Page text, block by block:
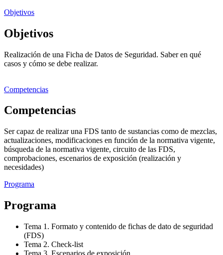
Objetivos
Objetivos
Realización de una Ficha de Datos de Seguridad. Saber en qué
casos y cómo se debe realizar.
Competencias
Competencias
Ser capaz de realizar una FDS tanto de sustancias como de mezclas,
actualizaciones, modificaciones en función de la normativa vigente,
búsqueda de la normativa vigente, circuito de las FDS,
comprobaciones, escenarios de exposición (realización y
necesidades)
Programa
Programa
Tema 1. Formato y contenido de fichas de dato de seguridad
(FDS)
Tema 2. Check-list